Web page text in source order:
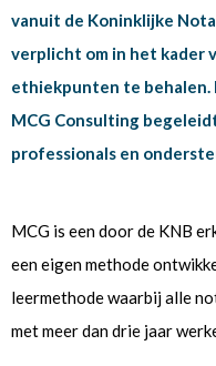
vanuit de Koninklijke
verplicht om in het kader
ethiekpunten te behalen.
MCG Consulting
professionals en
MCG is een door de KNB
een eigen methode
leermethode waarbij alle
met meer dan drie jaar